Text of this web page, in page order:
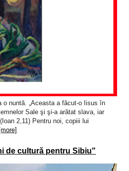
o nuntă. „Aceasta a făcut-o Iisus în
Sale şi şi-a arătat slava, iar
2,11) Pentru noi, copiii lui
[more]
de cultură pentru Sibiu"